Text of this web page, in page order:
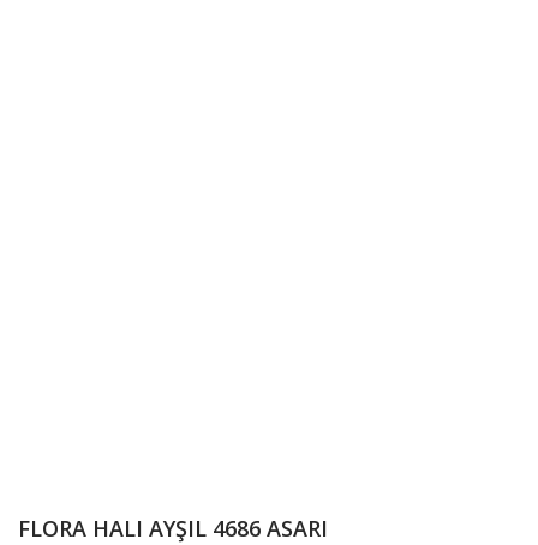
FLORA HALI AYŞIL 4686 ASARI